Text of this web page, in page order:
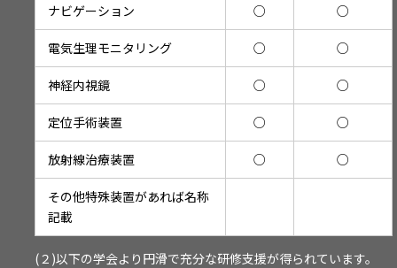
ナビゲーション ○ ○
電気生理モニタリング ○ ○
神経内視鏡 ○ ○
定位手術装置 ○ ○
放射線治療装置 ○ ○
その他特殊装置があれば名称
記載
(２)以下の学会より円滑で充分な研修支援が得られています。